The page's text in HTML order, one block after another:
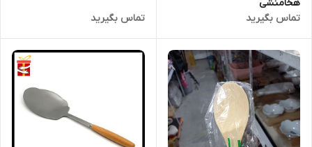
هخامنشی
تماس بگیرید
تماس بگیرید